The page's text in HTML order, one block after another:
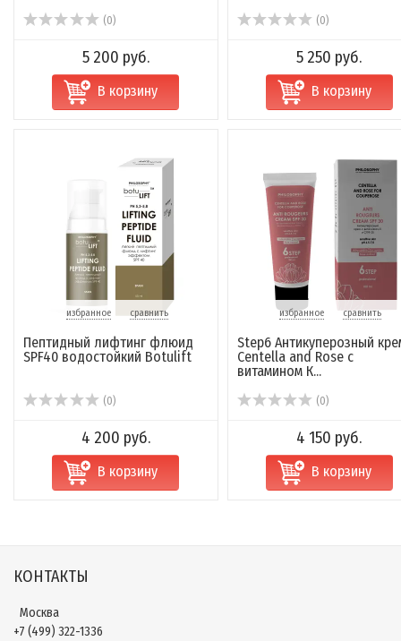
(0)
5 200 руб.
В корзину
(0)
5 250 руб.
В корзину
избранное сравнить
Пептидный лифтинг флюид
SPF40 водостойкий Botulift
(0)
4 200 руб.
В корзину
избранное сравнить
Step6 Антикуперозный
Centella and Rose с
витамином К...
(0)
4 150 руб.
В корзину
КОНТАКТЫ
Москва
+7 (499) 322-1336